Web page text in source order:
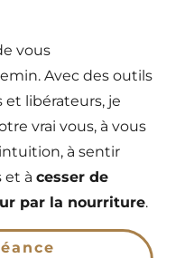
vous
Avec des outils
libérateurs, je
vrai vous, à vous
à sentir
et à cesser de
par la nourriture.